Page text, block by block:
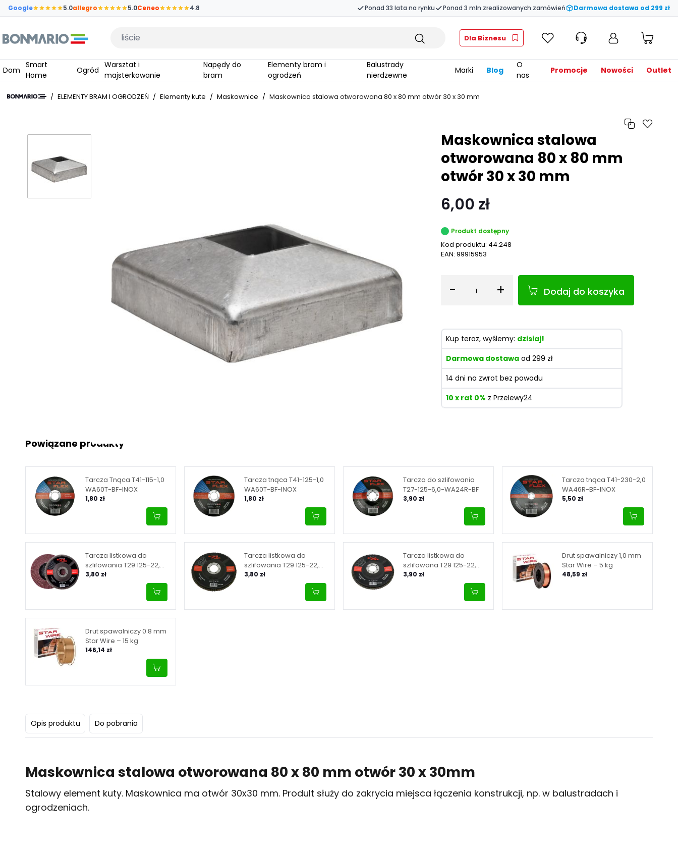
Przejdź do głównej zawartości strony
Google 5.0allegro 5.0Ceneo 4.8 Ponad 33 lata na rynku Ponad 3 mln zrealizowanych zamówień Darmowa dostawa od 299 zł
Wpisz czego szukasz Dla Biznesu
Dom
Smart
Home
Ogród
Warsztat i
majsterkowanie
Napędy do
bram
Elementy bram i
ogrodzeń
Balustrady
nierdzewne
Marki Blog
O
nas
Promocje Nowości Outlet
/ ELEMENTY BRAM I OGRODZEŃ / Elementy kute / Maskownice / Maskownica stalowa otworowana 80 x 80 mm otwór 30 x 30 mm
Powiązane produkty
Tarcza Tnąca T41-115-1,0
WA60T-BF-INOX
1,80 zł
Tarcza tnąca T41-125-1,0
WA60T-BF-INOX
1,80 zł
Tarcza do szlifowania
T27-125-6,0-WA24R-BF
3,90 zł
Tarcza tnąca T41-230-2,0
WA46R-BF-INOX
5,50 zł
Tarcza listkowa do
szlifowania T29 125-22,
granulacja 40
3,80 zł
Tarcza listkowa do
szlifowania T29 125-22,
granulacja 80
3,80 zł
Tarcza listkowa do
szlifowana T29 125-22,
granulacja 120
3,90 zł
Drut spawalniczy 1,0 mm
Star Wire – 5 kg
48,59 zł
Drut spawalniczy 0.8 mm
Star Wire – 15 kg
146,14 zł
Opis produktu Do pobrania
Maskownica stalowa otworowana 80 x 80 mm otwór 30 x 30mm
Stalowy element kuty. Maskownica ma otwór 30x30 mm. Prodult służy do zakrycia miejsca łączenia konstrukcji, np. w balustradach i
ogrodzeniach.
Maskownica stalowa
otworowana 80 x 80 mm
otwór 30 x 30 mm
6,00 zł
Produkt dostępny
Kod produktu: 44.248
EAN: 99915953
- Ilość + Dodaj do koszyka
Kup teraz, wyślemy: dzisiaj!
Darmowa dostawa od 299 zł
14 dni na zwrot bez powodu
10 x rat 0% z Przelewy24